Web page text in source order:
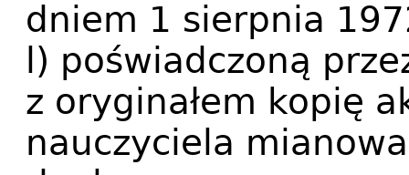
dniem 1 sierpnia
l) poświadczoną
z oryginałem kopię
nauczyciela